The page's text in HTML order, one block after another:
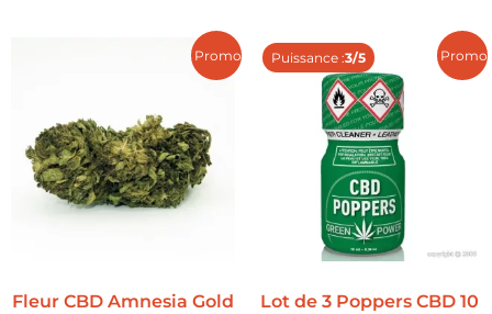
Promo !
Fleur CBD Amnesia Gold
Promo
Puissance :3/5
Lot de 3 Poppers CBD 10